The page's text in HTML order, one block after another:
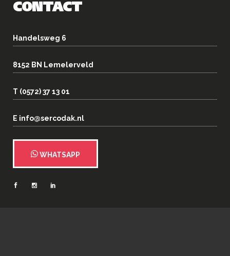
CONTACT
Handelsweg 6
8152 BN Lemelerveld
T (0572) 37 13 01
E info@sercodak.nl
WHATSAPP